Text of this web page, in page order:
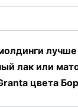
лак или
цвета